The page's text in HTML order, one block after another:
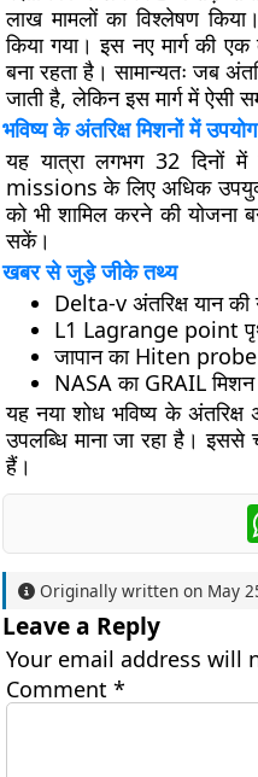
लाख मामलों का विश्लेषण
किया गया। इस नए मार्ग की
बना रहता है। सामान्यतः जब
जाती है, लेकिन इस मार्ग में ऐसी
भविष्य के अंतरिक्ष मिशनों में उपयोग
यह यात्रा लगभग 32 दिनों
missions के लिए अधिक उपयुक्त
को भी शामिल करने की योजना
सकें।
खबर से जुड़े जीके तथ्य
Delta-v अंतरिक्ष यान की
L1 Lagrange point
जापान का Hiten probe
NASA का GRAIL मिशन
यह नया शोध भविष्य के
उपलब्धि माना जा रहा है।
हैं।
Originally written on May
Leave a Reply
Your email address will
Comment *